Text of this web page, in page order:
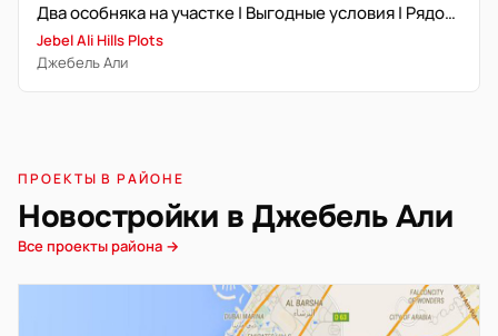
Два особняка на участке | Выгодные условия | Рядом парк
Jebel Ali Hills Plots
Джебель Али
ПРОЕКТЫ В РАЙОНЕ
Новостройки в Джебель Али
Все проекты района →